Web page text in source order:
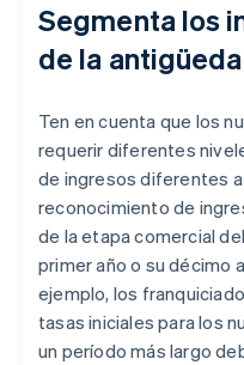
Segmenta los
de la
Ten en cuenta que los
requerir diferentes
de ingresos diferentes
reconocimiento de
de la etapa comercial
primer año o su décimo
ejemplo, los
tasas iniciales para los
un período más largo